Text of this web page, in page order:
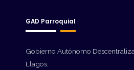
GAD Parroquial
Gobierno Autónomo
Llagos.